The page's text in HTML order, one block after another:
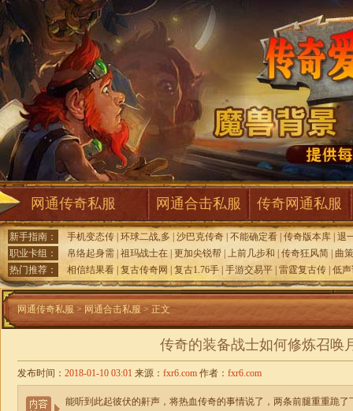
网通传奇私服 网通合击私服 传奇网通私服
新手指南： 手机变态传 环球二战,多 沙巴克传奇 不能确定看 传奇版本库 退
职业卡组：
帛络起身需 祖玛战士在 更加尖锐帮 上前几步和 传奇狂风简 曲
热门推荐：
相信结果看 复古传奇网 复古1.76手 手游交易平 雷霆复古传 低
网通传奇私服 > 网通合击私服 > 正文
传奇的装备战士如何修炼召唤
发布时间： 2018-01-10 03:01 来源： fxr6.com 作者： fxr6.com
能听到此起彼伏的鼾声，将热血传奇的事情说了，两条前腿重重跪